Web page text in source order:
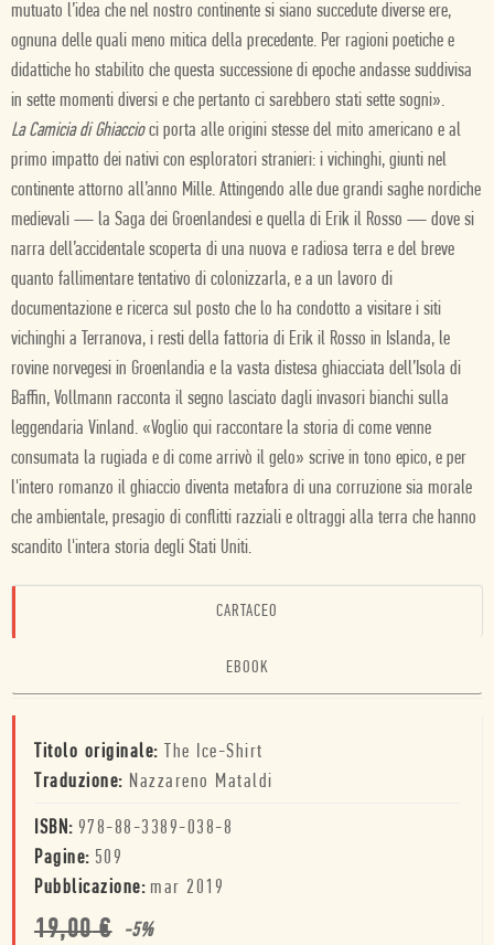
mutuato l’idea che nel nostro continente si siano succedute diverse ere,
ognuna delle quali meno mitica della precedente. Per ragioni poetiche e
didattiche ho stabilito che questa successione di epoche andasse suddivisa
in sette momenti diversi e che pertanto ci sarebbero stati sette sogni».
La Camicia di Ghiaccioci porta alle origini stesse del mito americano e al
primo impatto dei nativi con esploratori stranieri: i vichinghi, giunti nel
continente attorno all’anno Mille. Attingendo alle due grandi saghe nordiche
medievali — la Saga dei Groenlandesi e quella di Erik il Rosso — dove si
narra dell’accidentale scoperta di una nuova e radiosa terra e del breve
quanto fallimentare tentativo di colonizzarla, e a un lavoro di
documentazione e ricerca sul posto che lo ha condotto a visitare i siti
vichinghi a Terranova, i resti della fattoria di Erik il Rosso in Islanda, le
rovine norvegesi in Groenlandia e la vasta distesa ghiacciata dell’Isola di
Baffin, Vollmann racconta il segno lasciato dagli invasori bianchi sulla
leggendaria Vinland. «Voglio qui raccontare la storia di come venne
consumata la rugiada e di come arrivò il gelo» scrive in tono epico, e per
l'intero romanzo il ghiaccio diventa metafora di una corruzione sia morale
che ambientale, presagio di conflitti razziali e oltraggi alla terra che hanno
scandito l'intera storia degli Stati Uniti.
CARTACEO
EBOOK
Titolo originale: The Ice-Shirt
Traduzione: Nazzareno Mataldi
ISBN: 978-88-3389-038-8
Pagine: 509
Pubblicazione: mar 2019
19,00€ -5%